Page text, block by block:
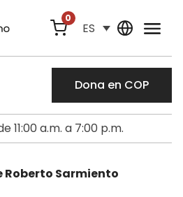
0
ES
Dona en COP
11:00 a.m. a 7:00 p.m.
Roberto Sarmiento